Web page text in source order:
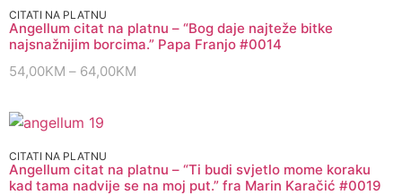
CITATI NA PLATNU
Angellum citat na platnu – “Bog daje najteže bitke
najsnažnijim borcima.” Papa Franjo #0014
54,00KM – 64,00KM
CITATI NA PLATNU
Angellum citat na platnu – “Ti budi svjetlo mome koraku
kad tama nadvije se na moj put.” fra Marin Karačić #0019